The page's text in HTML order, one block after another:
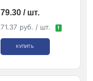
79.30 / шт.
71.37 руб. / шт. !
КУПИТЬ